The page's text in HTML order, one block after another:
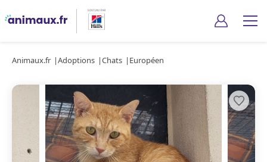
Animaux.fr Adoptions Chats Européen